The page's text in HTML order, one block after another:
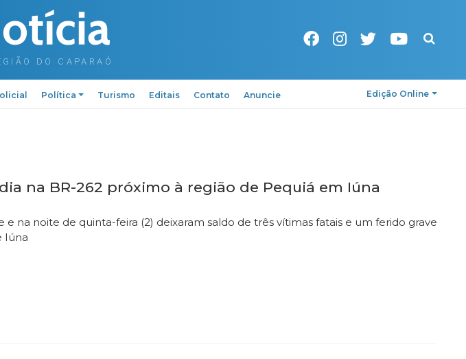
Pesquisa
Política Turismo Editais Contato Anuncie Edição Online
na BR-262 próximo à região de Pequiá em Iúna
e na noite de quinta-feira (2) deixaram saldo de três vítimas fatais e um ferido grave
Iúna